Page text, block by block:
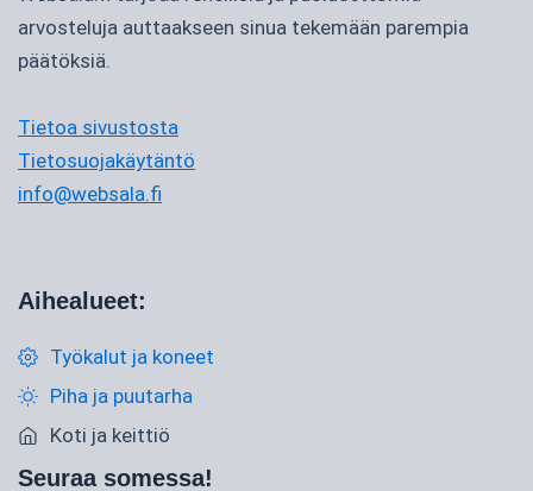
arvosteluja auttaakseen sinua tekemään parempia
päätöksiä.
Tietoa sivustosta
Tietosuojakäytäntö
info@websala.fi
Aihealueet:
Työkalut ja koneet
Piha ja puutarha
Koti ja keittiö
Seuraa somessa!